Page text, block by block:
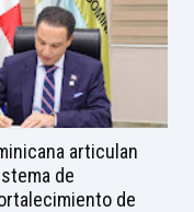
articulan
de
de